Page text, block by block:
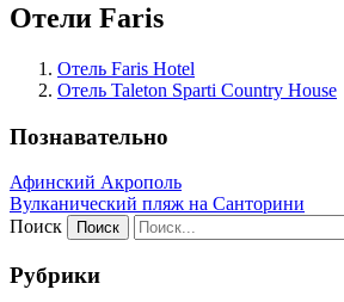
Отели Faris
Отель Faris Hotel
Отель Taleton Sparti Country House
Познавательно
Афинский Акрополь
Вулканический пляж на Санторини
Поиск
Рубрики